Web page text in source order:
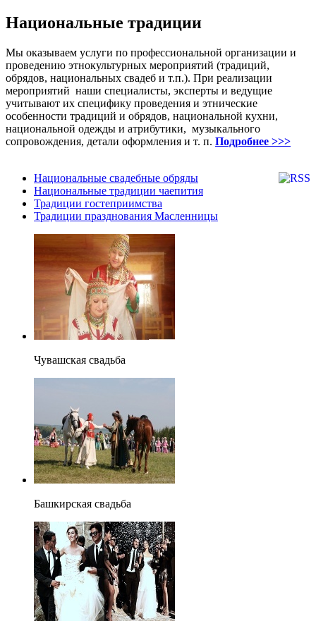
Национальные традиции
Мы оказываем услуги по профессиональной организации и
проведению этнокультурных мероприятий (традиций,
обрядов, национальных свадеб и т.п.). При реализации
мероприятий наши специалисты, эксперты и ведущие
учитывают их специфику проведения и этнические
особенности традиций и обрядов, национальной кухни,
национальной одежды и атрибутики, музыкального
сопровождения, детали оформления и т. п. Подробнее >>>
Национальные свадебные обряды
Национальные традиции чаепития
Традиции гостеприимства
Традиции празднования Масленницы
Чувашская свадьба
Башкирская свадьба